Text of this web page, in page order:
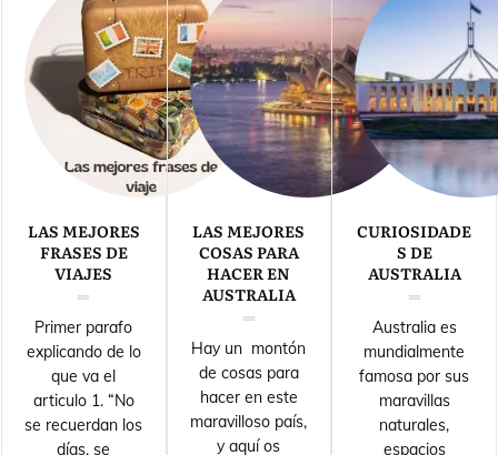
LAS MEJORES
FRASES DE
VIAJES
Primer parafo
explicando de lo
que va el
articulo 1. “No
se recuerdan los
días, se
LAS MEJORES
COSAS PARA
HACER EN
AUSTRALIA
Hay un montón
de cosas para
hacer en este
maravilloso país,
y aquí os
CURIOSIDADE
S DE
AUSTRALIA
Australia es
mundialmente
famosa por sus
maravillas
naturales,
espacios